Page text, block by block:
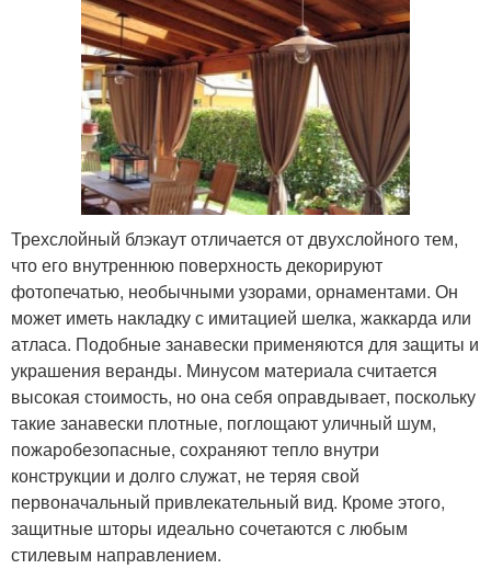
Трехслойный блэкаут отличается от двухслойного тем,
что его внутреннюю поверхность декорируют
фотопечатью, необычными узорами, орнаментами. Он
может иметь накладку с имитацией шелка, жаккарда или
атласа. Подобные занавески применяются для защиты и
украшения веранды. Минусом материала считается
высокая стоимость, но она себя оправдывает, поскольку
такие занавески плотные, поглощают уличный шум,
пожаробезопасные, сохраняют тепло внутри
конструкции и долго служат, не теряя свой
первоначальный привлекательный вид. Кроме этого,
защитные шторы идеально сочетаются с любым
стилевым направлением.